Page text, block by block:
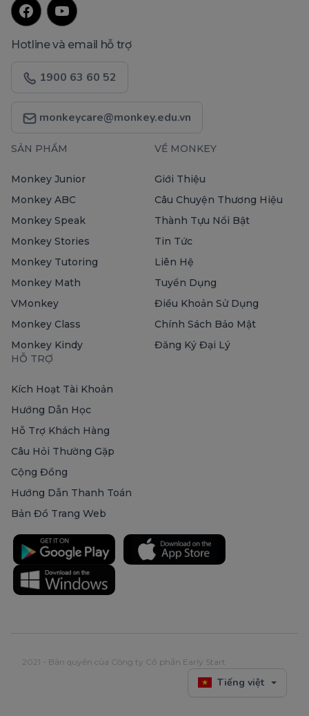
Hotline và email hỗ trợ
1900 63 60 52
monkeycare@monkey.edu.vn
SẢN PHẨM
Monkey Junior
Monkey ABC
Monkey Speak
Monkey Stories
Monkey Tutoring
Monkey Math
VMonkey
Monkey Class
Monkey Kindy
VỀ MONKEY
Giới Thiệu
Câu Chuyện Thương Hiệu
Thành Tựu Nổi Bật
Tin Tức
Liên Hệ
Tuyển Dụng
Điều Khoản Sử Dụng
Chính Sách Bảo Mật
Đăng Ký Đại Lý
HỖ TRỢ
Kích Hoạt Tài Khoản
Hướng Dẫn Học
Hỗ Trợ Khách Hàng
Câu Hỏi Thường Gặp
Cộng Đồng
Hướng Dẫn Thanh Toán
Bản Đồ Trang Web
2021 - Bản quyền của Công ty Cổ phần Early Start
Tiếng việt